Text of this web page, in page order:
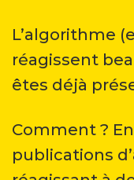
L’algorithme
réagissent
êtes déjà
Comment ?
publications